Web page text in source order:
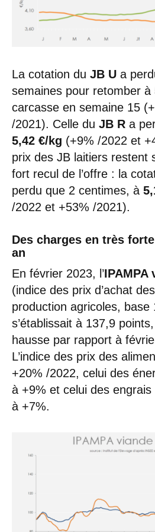
La cotation du JB U a
semaines pour retomber à
carcasse en semaine 15
/2021). Celle du JB R a
5,42 €/kg (+9% /2022 et
prix des JB laitiers restent
fort recul de l’offre : la
perdu que 2 centimes, à
/2022 et +53% /2021).
Des charges en très
an
En février 2023, l’IPAMPA
(indice des prix d’achat
production agricoles, base
s’établissait à 137,9
hausse par rapport à
L’indice des prix des
+20% /2022, celui des
à +9% et celui des
à +7%.